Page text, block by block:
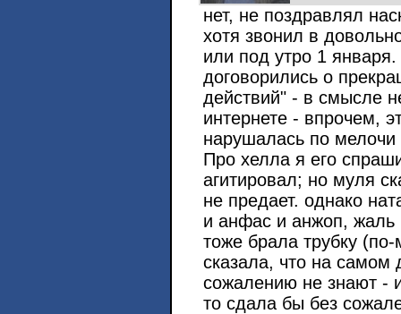
нет, не поздравлял
хотя звонил в
или под утро 1
договорились о
действий" - в смысле
интернете - впрочем,
нарушалась по
Про хелла я его
агитировал; но муля
не предает. однако
и анфас и анжоп, жаль
тоже брала трубку
сказала, что на самом
сожалению не знают -
то сдала бы без